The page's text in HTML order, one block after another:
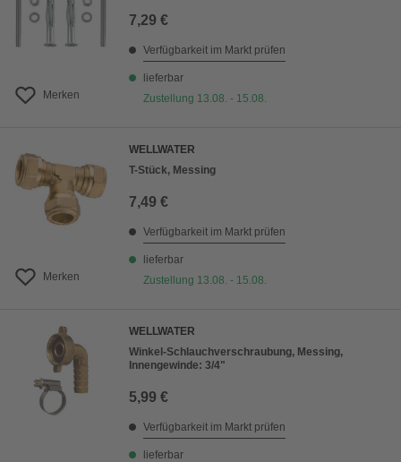
Merken
7,29 €
Verfügbarkeit im Markt prüfen
lieferbar
Zustellung 13.08. - 15.08.
Merken
WELLWATER
T-Stück, Messing
7,49 €
Verfügbarkeit im Markt prüfen
lieferbar
Zustellung 13.08. - 15.08.
WELLWATER
Winkel-Schlauchverschraubung, Messing,
Innengewinde: 3/4"
5,99 €
Verfügbarkeit im Markt prüfen
lieferbar